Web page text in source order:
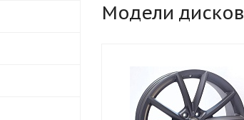
Модели дисков